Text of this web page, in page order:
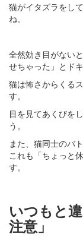
猫がイタズラをし
ね。
全然効き目がない
せちゃった」とド
猫は怖さからくる
す。
目を見てあくびを
う。
また、猫同士のバ
これも「ちょっと
す。
いつもと
注意」